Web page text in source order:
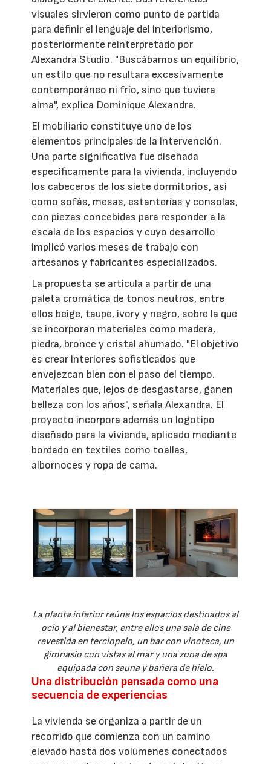
visuales sirvieron como punto de partida
para definir el lenguaje del interiorismo,
posteriormente reinterpretado por
Alexandra Studio. "Buscábamos un equilibrio,
un estilo que no resultara excesivamente
contemporáneo ni frío, sino que tuviera
alma", explica Dominique Alexandra.
El mobiliario constituye uno de los
elementos principales de la intervención.
Una parte significativa fue diseñada
específicamente para la vivienda, incluyendo
los cabeceros de los siete dormitorios, así
como sofás, mesas, estanterías y consolas,
con piezas concebidas para responder a la
escala de los espacios y cuyo desarrollo
implicó varios meses de trabajo con
artesanos y fabricantes especializados.
La propuesta se articula a partir de una
paleta cromática de tonos neutros, entre
ellos beige, taupe, ivory y negro, sobre la que
se incorporan materiales como madera,
piedra, bronce y cristal ahumado. "El objetivo
es crear interiores sofisticados que
envejezcan bien con el paso del tiempo.
Materiales que, lejos de desgastarse, ganen
belleza con los años", señala Alexandra. El
proyecto incorpora además un logotipo
diseñado para la vivienda, aplicado mediante
bordado en textiles como toallas,
albornoces y ropa de cama.
La planta inferior reúne los espacios destinados al
ocio y al bienestar, entre ellos una sala de cine
revestida en terciopelo, un bar con vinoteca, un
gimnasio con vistas al mar y una zona de spa
equipada con sauna y bañera de hielo.
Una distribución pensada como una
secuencia de experiencias
La vivienda se organiza a partir de un
recorrido que comienza con un camino
elevado hasta dos volúmenes conectados